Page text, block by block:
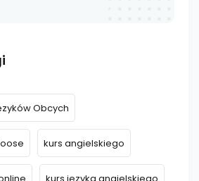
Obcych
kurs angielskiego